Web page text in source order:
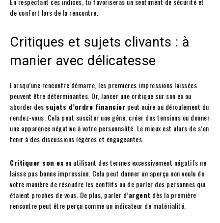
de confort lors de la rencontre.
Critiques et sujets clivants : à
manier avec délicatesse
Lorsqu’une rencontre démarre, les premières impressions laissées
peuvent être déterminantes. Or, lancer une critique sur son ex ou
aborder des sujets d’ordre financier peut nuire au déroulement du
rendez-vous. Cela peut susciter une gêne, créer des tensions ou donner
une apparence négative à votre personnalité. Le mieux est alors de s’en
tenir à des discussions légères et engageantes.
Critiquer son ex en utilisant des termes excessivement négatifs ne
laisse pas bonne impression. Cela peut donner un aperçu non voulu de
votre manière de résoudre les conflits ou de parler des personnes qui
étaient proches de vous. De plus, parler d’argent dès la première
rencontre peut être perçu comme un indicateur de matérialité.